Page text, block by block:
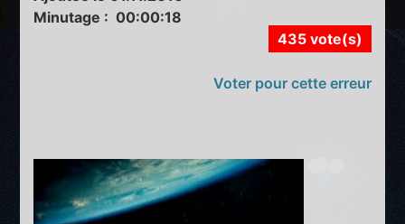
Minutage : 00:00:18
435 vote(s)
Voter pour cette erreur